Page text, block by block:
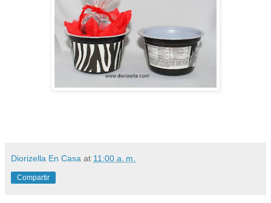
Diorizella En Casa at 11:00 a. m.
Compartir